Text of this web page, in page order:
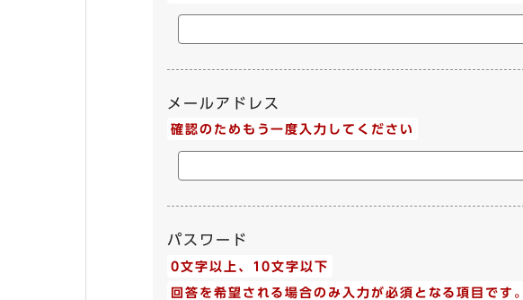
メールアドレス
確認のためもう一度入力してください
パスワード
0文字以上、10文字以下
回答を希望される場合のみ入力が必須となる項目です。